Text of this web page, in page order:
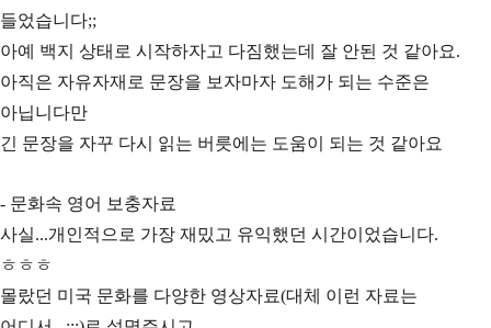
들었습니다;;
아예 백지 상태로 시작하자고 다짐했는데 잘 안된 것 같아요.
아직은 자유자재로 문장을 보자마자 도해가 되는 수준은
아닙니다만
긴 문장을 자꾸 다시 읽는 버릇에는 도움이 되는 것 같아요
- 문화속 영어 보충자료
사실...개인적으로 가장 재밌고 유익했던 시간이었습니다.
ㅎㅎㅎ
몰랐던 미국 문화를 다양한 영상자료(대체 이런 자료는